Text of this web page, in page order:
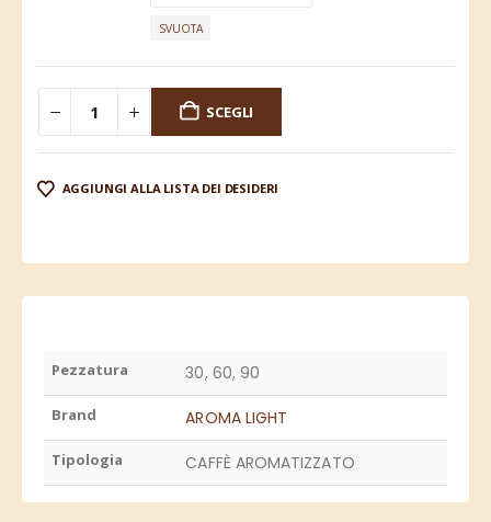
SVUOTA
SCEGLI
AGGIUNGI ALLA LISTA DEI DESIDERI
Pezzatura 30, 60, 90
Brand AROMA LIGHT
Tipologia CAFFÈ AROMATIZZATO